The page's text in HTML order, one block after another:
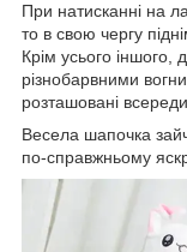
При натисканні на
то в свою чергу
Крім усього іншого,
різнобарвними
розташовані
Весела шапочка
по-справжньому